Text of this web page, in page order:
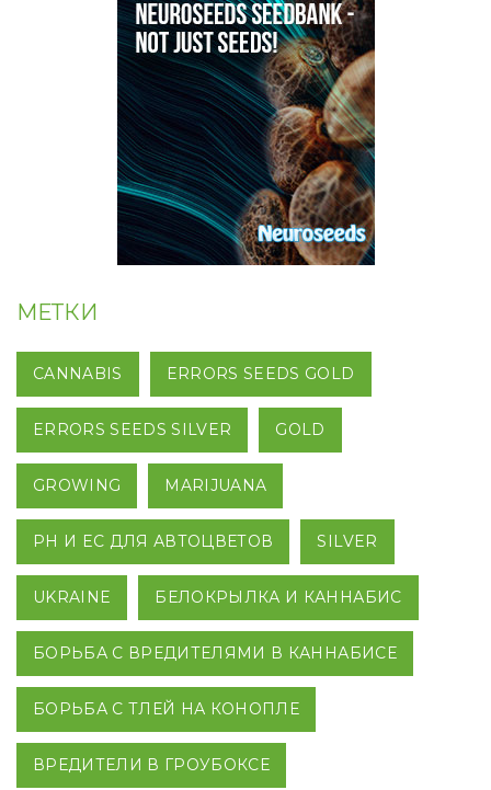
МЕТКИ
CANNABIS ERRORS SEEDS GOLD
ERRORS SEEDS SILVER GOLD
GROWING MARIJUANA
PH И EC ДЛЯ АВТОЦВЕТОВ SILVER
UKRAINE БЕЛОКРЫЛКА И КАННАБИС
БОРЬБА С ВРЕДИТЕЛЯМИ В КАННАБИСЕ
БОРЬБА С ТЛЕЙ НА КОНОПЛЕ
ВРЕДИТЕЛИ В ГРОУБОКСЕ